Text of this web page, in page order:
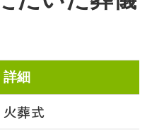
詳細
火葬式